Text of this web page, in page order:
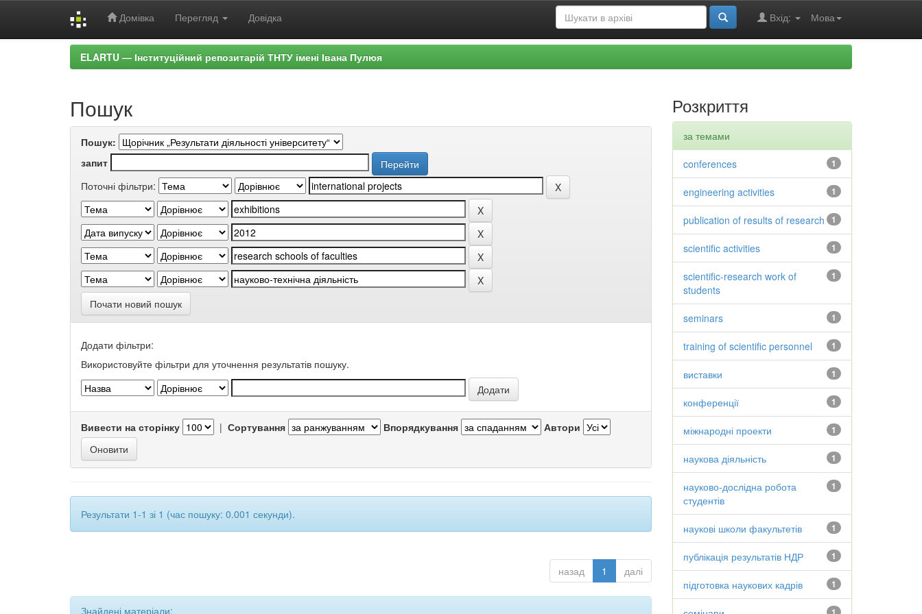
Домівка Перегляд Довідка Мова
Вхід:
ELARTU — Інституційний репозитарій ТНТУ імені Івана Пулюя
Пошук
Пошук:
запит
Поточні фільтри:
Почати новий пошук
Додати фільтри:
Використовуйте фільтри для уточнення результатів пошуку.
Вивести на сторінку | Сортування Впорядкування Автори
Результати 1-1 зі 1 (час пошуку: 0.001 секунди).
назад 1 далі
Знайдені матеріали:
Розкриття
за темами
1
conferences
1
engineering activities
1
publication of results of research
1
scientific activities
1
scientific-research work of
students
1
seminars
1
training of scientific personnel
1
виставки
1
конференції
1
міжнародні проекти
1
наукова діяльність
1
науково-дослідна робота
студентів
1
наукові школи факультетів
1
публікація результатів НДР
1
підготовка наукових кадрів